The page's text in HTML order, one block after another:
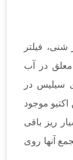
فیلتر
معلق در آب
سیلیس در
موجود
ریز باقی
آنها روی